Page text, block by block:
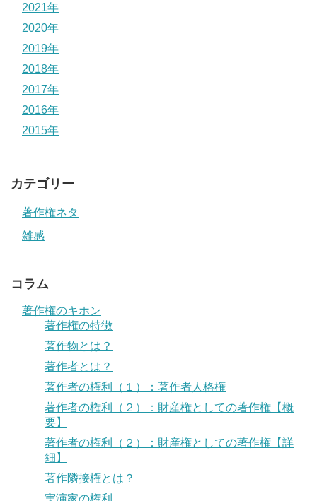
2021年
2020年
2019年
2018年
2017年
2016年
2015年
カテゴリー
著作権ネタ
雑感
コラム
著作権のキホン
著作権の特徴
著作物とは？
著作者とは？
著作者の権利（１）：著作者人格権
著作者の権利（２）：財産権としての著作権【概
要】
著作者の権利（２）：財産権としての著作権【詳
細】
著作隣接権とは？
実演家の権利